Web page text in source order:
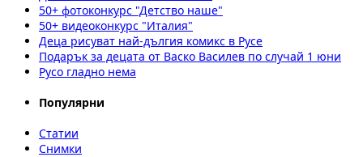
50+ фотоконкурс "Детство наше"
50+ видеоконкурс "Италия"
Деца рисуват най-дългия комикс в Русе
Подарък за децата от Васко Василев по случай 1 юни
Русо гладно нема
Популярни
Статии
Снимки